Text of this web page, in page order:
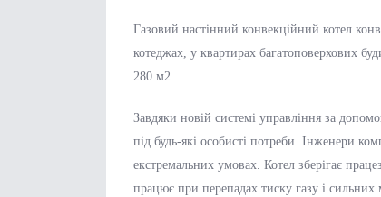
Газовий настінний конвекційний котел
котеджах, у квартирах багатоповерхових
280 м2.
Завдяки новій системі управління за
під будь-які особисті потреби. Інженери
екстремальних умовах. Котел зберігає
працює при перепадах тиску газу і сильних